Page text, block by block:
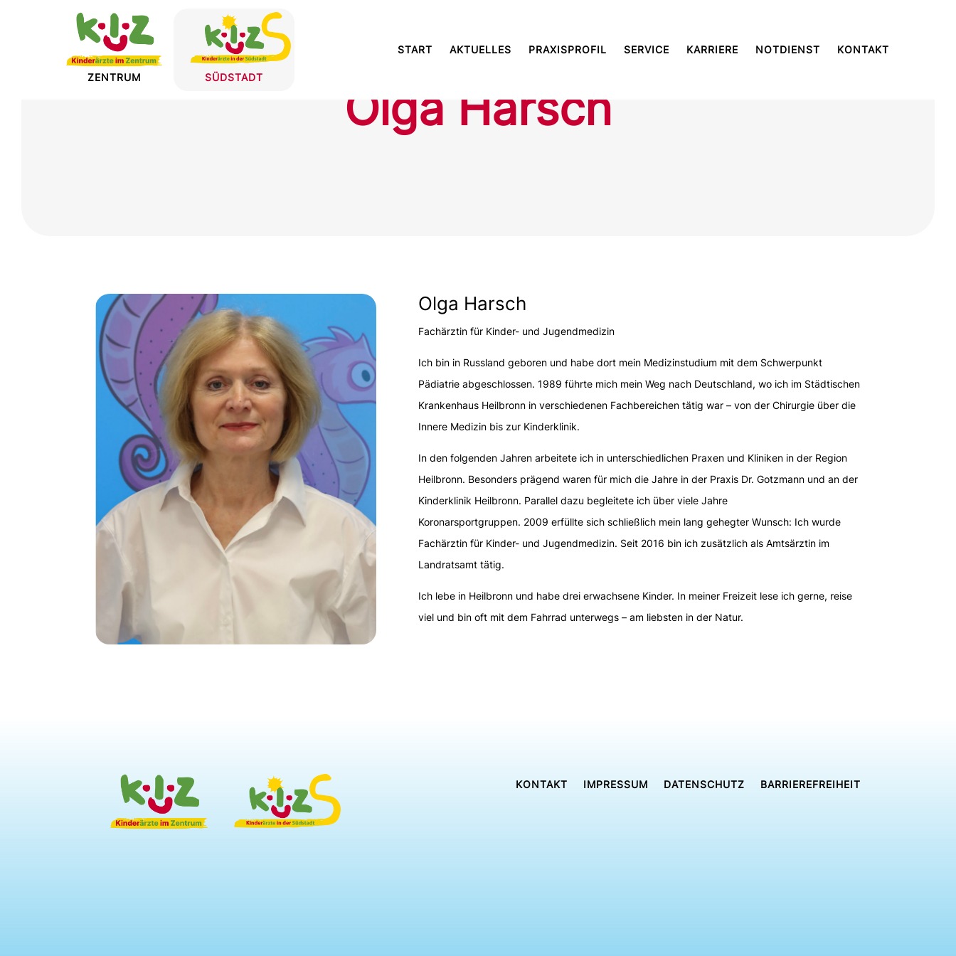
Skip To Content
START AKTUELLES PRAXISPROFIL SERVICE KARRIERE NOTDIENST KONTAKT
ZENTRUM SÜDSTADT
Olga Harsch
Olga Harsch
Fachärztin für Kinder- und Jugendmedizin
Ich bin in Russland geboren und habe dort mein Medizinstudium mit dem Schwerpunkt
Pädiatrie abgeschlossen. 1989 führte mich mein Weg nach Deutschland, wo ich im Städtischen
Krankenhaus Heilbronn in verschiedenen Fachbereichen tätig war – von der Chirurgie über die
Innere Medizin bis zur Kinderklinik.
In den folgenden Jahren arbeitete ich in unterschiedlichen Praxen und Kliniken in der Region
Heilbronn. Besonders prägend waren für mich die Jahre in der Praxis Dr. Gotzmann und an der
Kinderklinik Heilbronn. Parallel dazu begleitete ich über viele Jahre
Koronarsportgruppen. 2009 erfüllte sich schließlich mein lang gehegter Wunsch: Ich wurde
Fachärztin für Kinder- und Jugendmedizin. Seit 2016 bin ich zusätzlich als Amtsärztin im
Landratsamt tätig.
Ich lebe in Heilbronn und habe drei erwachsene Kinder. In meiner Freizeit lese ich gerne, reise
viel und bin oft mit dem Fahrrad unterwegs – am liebsten in der Natur.
KONTAKT IMPRESSUM DATENSCHUTZ BARRIEREFREIHEIT